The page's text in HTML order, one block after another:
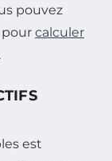
pouvez
pour calculer
.
est